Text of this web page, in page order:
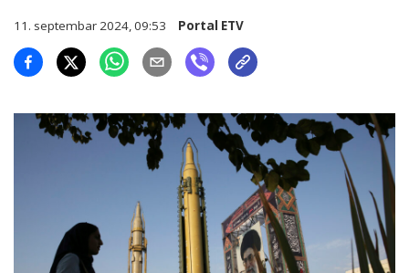
11. septembar 2024, 09:53 Portal ETV